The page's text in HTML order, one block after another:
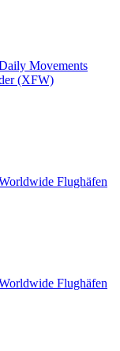
Movements
(XFW)
Flughäfen
Flughäfen